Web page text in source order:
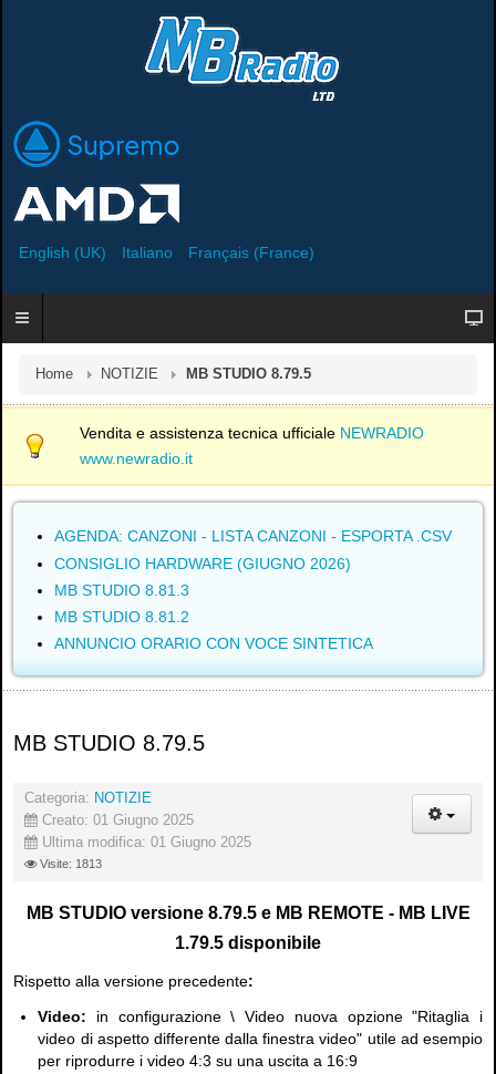
English (UK) Italiano Français (France)
Home NOTIZIE MB STUDIO 8.79.5
Vendita e assistenza tecnica ufficiale NEWRADIO
www.newradio.it
AGENDA: CANZONI - LISTA CANZONI - ESPORTA .CSV
CONSIGLIO HARDWARE (GIUGNO 2026)
MB STUDIO 8.81.3
MB STUDIO 8.81.2
ANNUNCIO ORARIO CON VOCE SINTETICA
MB STUDIO 8.79.5
Categoria: NOTIZIE
Creato: 01 Giugno 2025
Ultima modifica: 01 Giugno 2025
Visite: 1813
MB STUDIO versione 8.79.5 e MB REMOTE - MB LIVE
1.79.5 disponibile
Rispetto alla versione precedente:
Video: in configurazione \ Video nuova opzione "Ritaglia i
video di aspetto differente dalla finestra video" utile ad esempio
per riprodurre i video 4:3 su una uscita a 16:9